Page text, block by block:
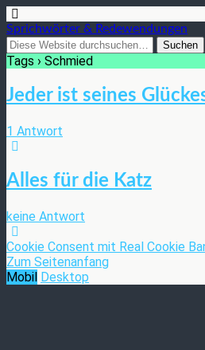
Sprichwörter & Redewendungen
Tags › Schmied
Jeder ist seines
1 Antwort
Alles für die Katz
keine Antwort
Cookie Consent mit Real Cookie
Zum Seitenanfang
Mobil Desktop